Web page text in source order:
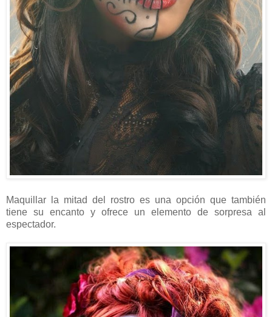
Maquillar la mitad del rostro es una opción que también
tiene su encanto y ofrece un elemento de sorpresa al
espectador.